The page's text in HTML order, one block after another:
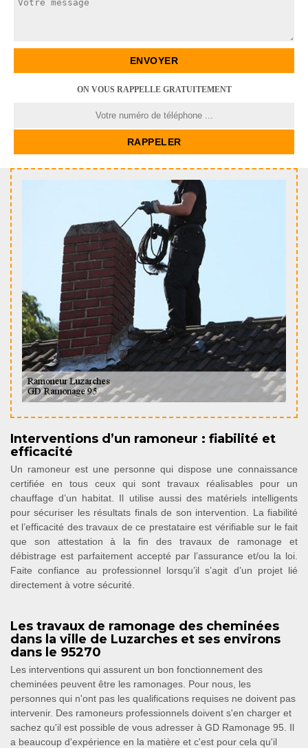
ON VOUS RAPPELLE GRATUITEMENT
Interventions d’un ramoneur : fiabilité et
efficacité
Un ramoneur est une personne qui dispose une connaissance
certifiée en tous ceux qui sont travaux réalisables pour un
chauffage d’un habitat. Il utilise aussi des matériels intelligents
pour sécuriser les résultats finals de son intervention. La fiabilité
et l’efficacité des travaux de ce prestataire est vérifiable sur le fait
que son attestation à la fin des travaux de ramonage et
débistrage est parfaitement accepté par l’assurance et/ou la loi.
Faite confiance au professionnel lorsqu’il s’agit d’un projet lié
directement à votre sécurité.
Les travaux de ramonage des cheminées
dans la ville de Luzarches et ses environs
dans le 95270
Les interventions qui assurent un bon fonctionnement des
cheminées peuvent être les ramonages. Pour nous, les
personnes qui n'ont pas les qualifications requises ne doivent pas
intervenir. Des ramoneurs professionnels doivent s'en charger et
sachez qu'il est possible de vous adresser à GD Ramonage 95. Il
a beaucoup d'expérience en la matière et c'est pour cela qu'il